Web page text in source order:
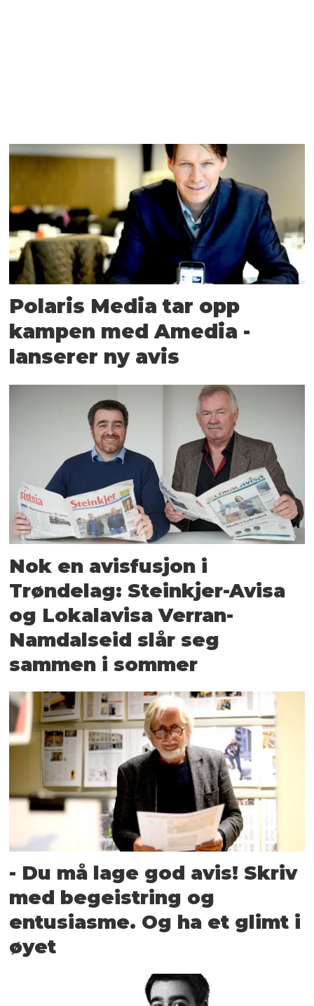
Polaris Media tar opp
kampen med Amedia -
lanserer ny avis
Nok en avisfusjon i
Trøndelag: Steinkjer-Avisa
og Lokalavisa Verran-
Namdalseid slår seg
sammen i sommer
- Du må lage god avis! Skriv
med begeistring og
entusiasme. Og ha et glimt i
øyet